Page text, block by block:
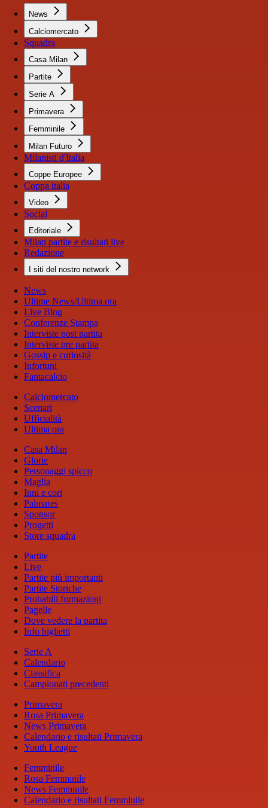
News
Calciomercato
Squadra
Casa Milan
Partite
Serie A
Primavera
Femminile
Milan Futuro
Milanisti d'Italia
Coppe Europee
Coppa italia
Video
Social
Editoriale
Milan partite e risultati live
Redazione
I siti del nostro network
News
Ultime News/Ultima ora
Live Blog
Conferenze Stampa
Interviste post partita
Interviste pre partita
Gossip e curiosità
Infortuni
Fantacalcio
Calciomercato
Scenari
Ufficialità
Ultima ora
Casa Milan
Glorie
Personaggi spicco
Maglia
Inni e cori
Palmares
Sponsor
Progetti
Store squadra
Partite
Live
Partite più importanti
Partite Storiche
Probabili formazioni
Pagelle
Dove vedere la partita
Info biglietti
Serie A
Calendario
Classifica
Campionati precedenti
Primavera
Rosa Primavera
News Primavera
Calendario e risultati Primavera
Youth League
Femminile
Rosa Femminile
News Femminile
Calendario e risultati Femminile